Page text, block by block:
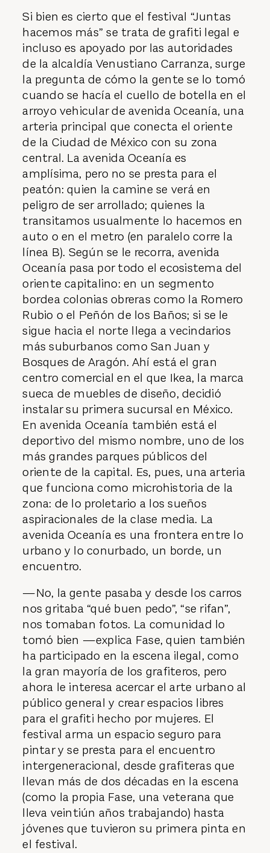
Si bien es cierto que el festival “Juntas
hacemos más” se trata de grafiti legal e
incluso es apoyado por las autoridades
de la alcaldía Venustiano Carranza, surge
la pregunta de cómo la gente se lo tomó
cuando se hacía el cuello de botella en el
arroyo vehicular de avenida Oceanía, una
arteria principal que conecta el oriente
de la Ciudad de México con su zona
central. La avenida Oceanía es
amplísima, pero no se presta para el
peatón: quien la camine se verá en
peligro de ser arrollado; quienes la
transitamos usualmente lo hacemos en
auto o en el metro (en paralelo corre la
línea B). Según se le recorra, avenida
Oceanía pasa por todo el ecosistema del
oriente capitalino: en un segmento
bordea colonias obreras como la Romero
Rubio o el Peñón de los Baños; si se le
sigue hacia el norte llega a vecindarios
más suburbanos como San Juan y
Bosques de Aragón. Ahí está el gran
centro comercial en el que Ikea, la marca
sueca de muebles de diseño, decidió
instalar su primera sucursal en México.
En avenida Oceanía también está el
deportivo del mismo nombre, uno de los
más grandes parques públicos del
oriente de la capital. Es, pues, una arteria
que funciona como microhistoria de la
zona: de lo proletario a los sueños
aspiracionales de la clase media. La
avenida Oceanía es una frontera entre lo
urbano y lo conurbado, un borde, un
encuentro.
—No, la gente pasaba y desde los carros
nos gritaba “qué buen pedo”, “se rifan”,
nos tomaban fotos. La comunidad lo
tomó bien —explica Fase, quien también
ha participado en la escena ilegal, como
la gran mayoría de los grafiteros, pero
ahora le interesa acercar el arte urbano al
público general y crear espacios libres
para el grafiti hecho por mujeres. El
festival arma un espacio seguro para
pintar y se presta para el encuentro
intergeneracional, desde grafiteras que
llevan más de dos décadas en la escena
(como la propia Fase, una veterana que
lleva veintiún años trabajando) hasta
jóvenes que tuvieron su primera pinta en
el festival.